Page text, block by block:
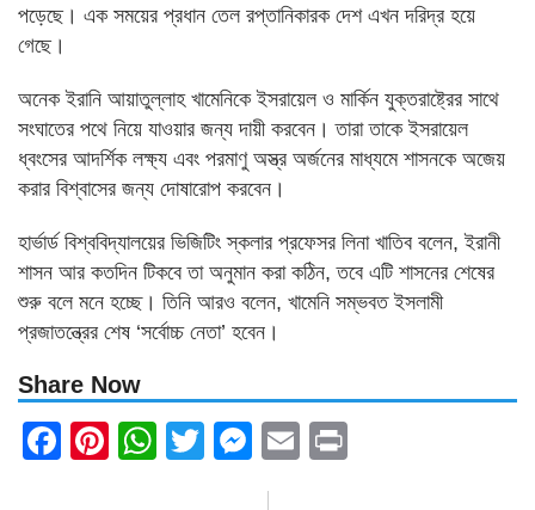
পড়েছে। এক সময়ের প্রধান তেল রপ্তানিকারক দেশ এখন দরিদ্র হয়ে
গেছে।
অনেক ইরানি আয়াতুল্লাহ খামেনিকে ইসরায়েল ও মার্কিন যুক্তরাষ্ট্রের সাথে
সংঘাতের পথে নিয়ে যাওয়ার জন্য দায়ী করবেন। তারা তাকে ইসরায়েল
ধ্বংসের আদর্শিক লক্ষ্য এবং পরমাণু অস্ত্র অর্জনের মাধ্যমে শাসনকে অজেয়
করার বিশ্বাসের জন্য দোষারোপ করবেন।
হার্ভার্ড বিশ্ববিদ্যালয়ের ভিজিটিং স্কলার প্রফেসর লিনা খাতিব বলেন, ইরানী
শাসন আর কতদিন টিকবে তা অনুমান করা কঠিন, তবে এটি শাসনের শেষের
শুরু বলে মনে হচ্ছে। তিনি আরও বলেন, খামেনি সম্ভবত ইসলামী
প্রজাতন্ত্রের শেষ ‘সর্বোচ্চ নেতা’ হবেন।
Share Now
Facebook
Pinterest
WhatsApp
TwitterMessenger
Email